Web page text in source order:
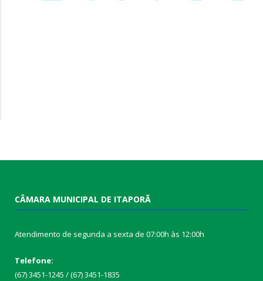
CÂMARA MUNICIPAL DE ITAPORÃ
Atendimento de segunda a sexta de 07:00h às 12:00h
Telefone:
(67) 3451-1245 / (67) 3451-1835